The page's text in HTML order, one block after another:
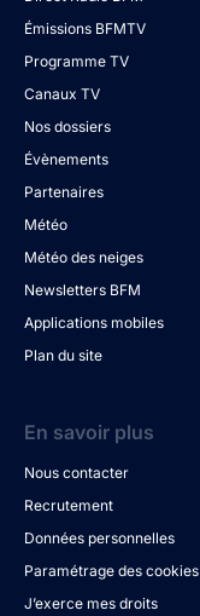
Émissions BFMTV
Programme TV
Canaux TV
Nos dossiers
Évènements
Partenaires
Météo
Météo des neiges
Newsletters BFM
Applications mobiles
Plan du site
En savoir plus
Nous contacter
Recrutement
Données personnelles
Paramétrage des cookies
J’exerce mes droits